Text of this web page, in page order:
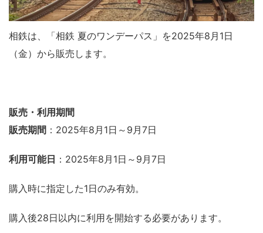
相鉄は、「相鉄 夏のワンデーパス」を2025年8月1日
（金）から販売します。
販売・利用期間
販売期間 ：2025年8月1日～9月7日
利用可能日 ：2025年8月1日～9月7日
購入時に指定した1日のみ有効。
購入後28日以内に利用を開始する必要があります。